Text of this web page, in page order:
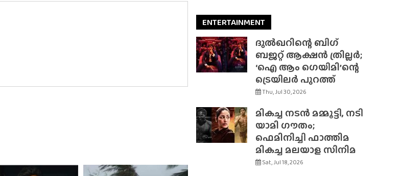
ENTERTAINMENT
ദുൽഖറിന്റെ ബിഗ്
ബജറ്റ് ആക്ഷൻ ത്രില്ലർ;
‘ഐ ആം ഗെയിമി’ന്റെ
ട്രെയിലർ പുറത്ത്
Thu, Jul 30, 2026
മികച്ച നടൻ മമ്മൂട്ടി, നടി
യാമി ഗൗതം;
ഫെമിനിച്ചി ഫാത്തിമ
മികച്ച മലയാള സിനിമ
Sat, Jul 18, 2026